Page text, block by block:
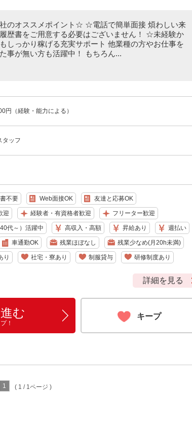
のオススメポイント☆ ☆電話で簡単面接 煩わしい来
歴書をご用意する必要はございません！ ☆未経験か
しっかり稼げる充実サポート 他業種の方やお仕事を
事が無い方も活躍中！ もちろん...
円（経験・能力による）
タッフ
不要 Web面接OK 友達と応募OK
迎 経験者・有資格者歓迎 フリーター歓迎
代～）活躍中 高収入・高額 昇給あり 週払い
車通勤OK 残業ほぼなし 残業少なめ(月20h未満)
り 社宅・寮あり 制服貸与 研修制度あり
詳細を見る
む
！
キープ
1 ( 1 / 1ページ )